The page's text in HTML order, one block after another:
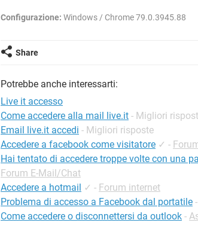
Configurazione: Windows / Chrome 79.0.3945.88
Share
Potrebbe anche interessarti:
Live it accesso
Come accedere alla mail live.it - Migliori
Email live.it accedi - Migliori risposte
Accedere a facebook come visitatore ✓ -
Hai tentato di accedere troppe volte con una
Forum E-Mail/Chat
Accedere a hotmail ✓ - Forum internet
Problema di accesso a Facebook dal portatile -
Come accedere o disconnettersi da outlook -